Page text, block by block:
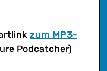
zum MP3-
Podcatcher)